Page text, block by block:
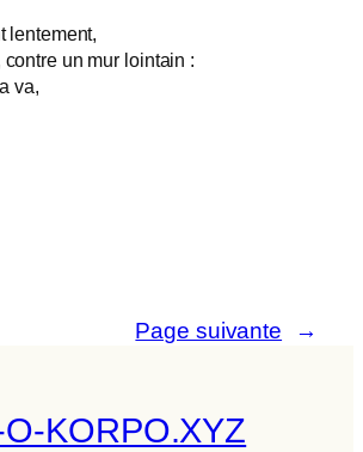
lentement,
un mur lointain :
va,
Page suivante →
KORPO.XYZ